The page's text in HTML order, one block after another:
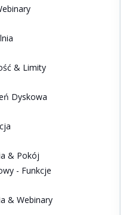
& Limity
Dyskowa
& Pokój
- Funkcje
& Webinary